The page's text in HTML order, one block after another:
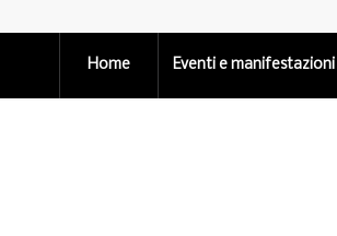
Home Eventi e manifestazioni